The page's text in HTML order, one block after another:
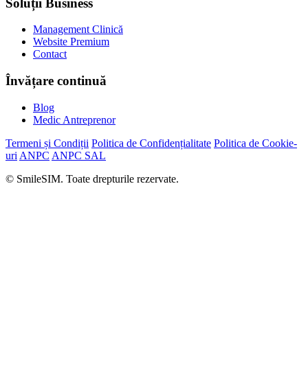
Soluții Business
Management Clinică
Website Premium
Contact
Învățare continuă
Blog
Medic Antreprenor
Termeni și Condiții Politica de Confidențialitate Politica de Cookie-
uri ANPC ANPC SAL
© SmileSIM. Toate drepturile rezervate.